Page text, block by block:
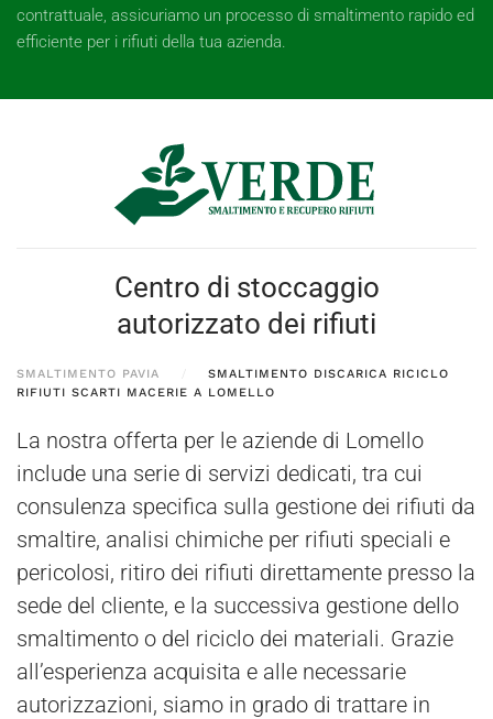
contrattuale, assicuriamo un processo di smaltimento rapido ed
efficiente per i rifiuti della tua azienda.
Centro di stoccaggio
autorizzato dei rifiuti
SMALTIMENTO PAVIA
SMALTIMENTO DISCARICA RICICLO
RIFIUTI SCARTI MACERIE A LOMELLO
La nostra offerta per le aziende di Lomello
include una serie di servizi dedicati, tra cui
consulenza specifica sulla gestione dei rifiuti da
smaltire, analisi chimiche per rifiuti speciali e
pericolosi, ritiro dei rifiuti direttamente presso la
sede del cliente, e la successiva gestione dello
smaltimento o del riciclo dei materiali. Grazie
all’esperienza acquisita e alle necessarie
autorizzazioni, siamo in grado di trattare in